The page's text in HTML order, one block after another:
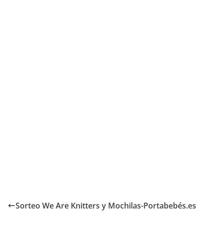
Sorteo We Are Knitters y Mochilas-Portabebés.es